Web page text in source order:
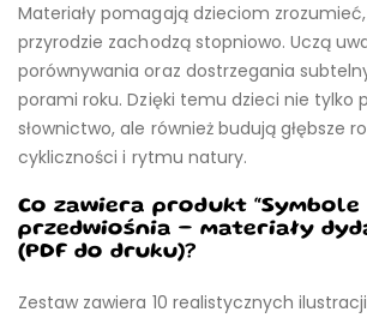
Materiały pomagają dzieciom
przyrodzie zachodzą stopniowo. Uczą
porównywania oraz dostrzegania
porami roku. Dzięki temu dzieci nie tylko
słownictwo, ale również budują głębsze
cykliczności i rytmu natury.
Co zawiera produkt “Symbole
przedwiośnia – materiały
(PDF do druku)?
Zestaw zawiera 10 realistycznych ilustracji